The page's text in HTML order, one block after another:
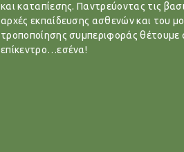
και καταπίεσης. Παντρεύοντας τις
αρχές εκπαίδευσης ασθενών και του
τροποποίησης συμπεριφοράς θέτουμε
επίκεντρο…εσένα!